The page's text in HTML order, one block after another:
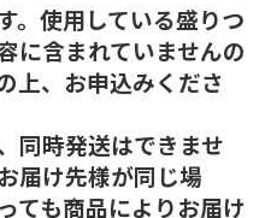
。使用している盛りつ
に含まれていませんの
上、お申込みくださ
同時発送はできませ
届け先様が同じ場
ても商品によりお届け